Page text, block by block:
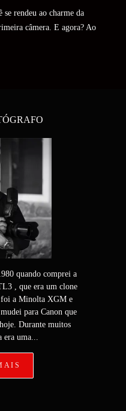
se rendeu ao charme da
câmera. E agora? Ao
quando comprei a
, que era um clone
foi a Minolta XGM e
para Canon que
Durante muitos
era uma...